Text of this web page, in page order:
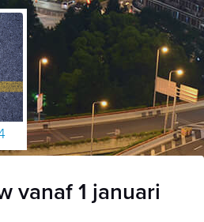
vanaf 1 januari